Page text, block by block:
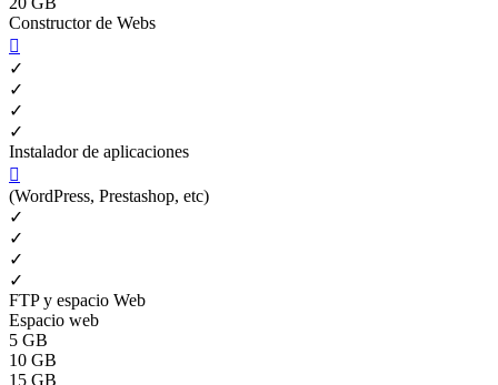
Constructor de Webs

✓
✓
✓
✓
Instalador de aplicaciones

(WordPress, Prestashop, etc)
✓
✓
✓
✓
FTP y espacio Web
Espacio web
5 GB
10 GB
15 GB